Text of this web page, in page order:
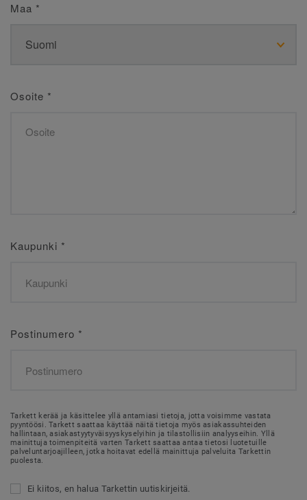
Maa *
Osoite *
Kaupunki *
Postinumero *
Tarkett kerää ja käsittelee yllä antamiasi tietoja, jotta voisimme vastata
pyyntöösi. Tarkett saattaa käyttää näitä tietoja myös asiakassuhteiden
hallintaan, asiakastyytyväisyyskyselyihin ja tilastollisiin analyyseihin. Yllä
mainittuja toimenpiteitä varten Tarkett saattaa antaa tietosi luotetuille
palveluntarjoajilleen, jotka hoitavat edellä mainittuja palveluita Tarkettin
puolesta.
Ei kiitos, en halua Tarkettin uutiskirjeitä.